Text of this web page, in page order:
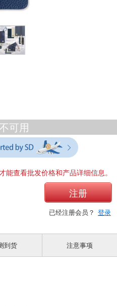
可用
能查看批发价格和产品详细信息。
注册
已经注册会员？ 登录
到货 注意事项